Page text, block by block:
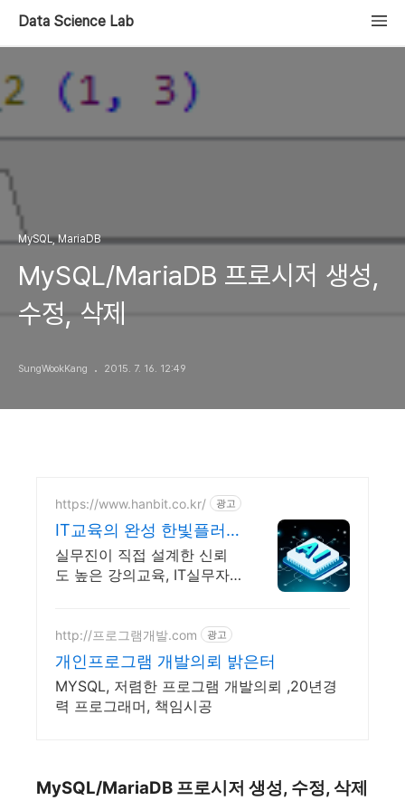
Data Science Lab
MySQL, MariaDB
MySQL/MariaDB 프로시저 생성,
수정, 삭제
SungWookKang 2015. 7. 16. 12:49
https://www.hanbit.co.kr/ 광고
IT교육의 완성 한빛플러
스 AI 실전 학습의 정석
실무진이 직접 설계한 신뢰
도 높은 강의교육, IT실무자
플랫폼
http://프로그램개발.com 광고
개인프로그램 개발의뢰 밝은터
MYSQL, 저렴한 프로그램 개발의뢰 ,20년경
력 프로그래머, 책임시공
MySQL/MariaDB 프로시저 생성, 수정, 삭제